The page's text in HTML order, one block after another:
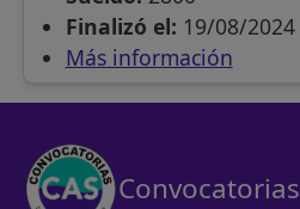
Finalizó el: 19/08/2024
Más información
Convocatorias